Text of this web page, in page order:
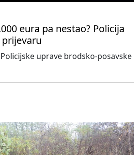
eura pa nestao? Policija
uprave brodsko-posavske